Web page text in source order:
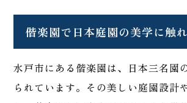
偕楽園で日本庭園の美学に触
水戸市にある偕楽園は、日本三名園
られています。その美しい庭園設計